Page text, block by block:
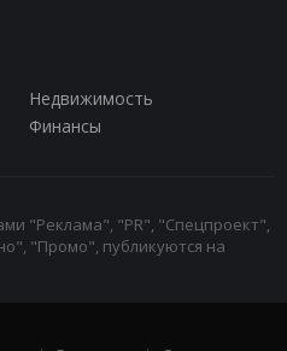
Недвижимость
Финансы
"Реклама", "PR", "Спецпроект",
"Промо", публикуются на